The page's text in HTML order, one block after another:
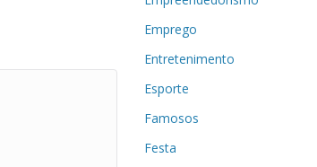
Emprego
Entretenimento
Esporte
Famosos
Festa